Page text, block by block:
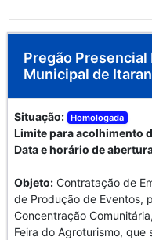
Pregão
Municipal de
Situação: Homologada
Limite para acolhimento
Data e horário de
Objeto: Contratação de
de Produção de Eventos,
Concentração
Feira do Agroturismo, que